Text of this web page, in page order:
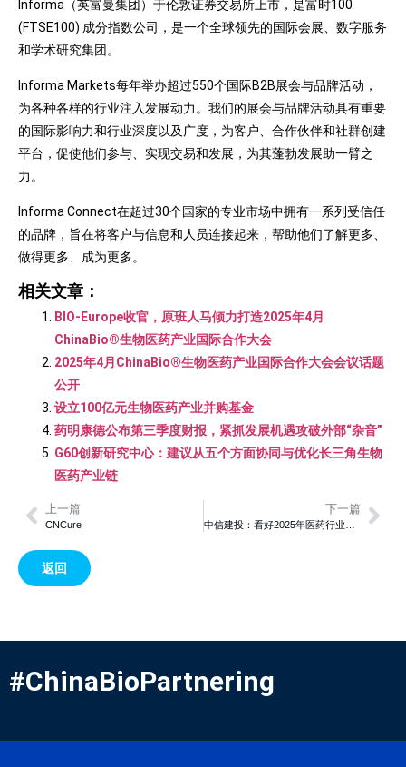
Informa（英富曼集团）于伦敦证券交易所上市，是富时100
(FTSE100) 成分指数公司，是一个全球领先的国际会展、数字服务
和学术研究集团。
Informa Markets每年举办超过550个国际B2B展会与品牌活动，
为各种各样的行业注入发展动力。我们的展会与品牌活动具有重要
的国际影响力和行业深度以及广度，为客户、合作伙伴和社群创建
平台，促使他们参与、实现交易和发展，为其蓬勃发展助一臂之
力。
Informa Connect在超过30个国家的专业市场中拥有一系列受信任
的品牌，旨在将客户与信息和人员连接起来，帮助他们了解更多、
做得更多、成为更多。
相关文章：
BIO-Europe收官，原班人马倾力打造2025年4月
ChinaBio®生物医药产业国际合作大会
2025年4月ChinaBio®生物医药产业国际合作大会会议话题
公开
设立100亿元生物医药产业并购基金
药明康德公布第三季度财报，紧抓发展机遇攻破外部“杂音”
G60创新研究中心：建议从五个方面协同与优化长三角生物
医药产业链
上一篇
CNCure
下一篇
返回
#ChinaBioPartnering